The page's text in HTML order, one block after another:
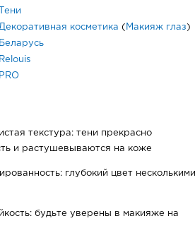
Тени
косметика ( Макияж глаз )
Беларусь
Relouis
PRO
текстура: тени прекрасно
и растушевываются на коже
глубокий цвет несколькими
будьте уверены в макияже на